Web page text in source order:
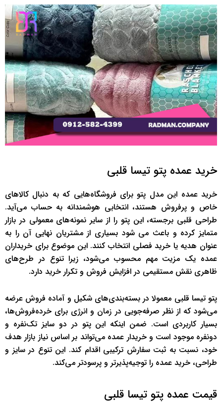
خرید عمده پتو تیسا قلبی
خرید عمده این مدل پتو برای فروشگاه‌هایی که به دنبال کالاهای
خاص و پرفروش هستند، انتخابی هوشمندانه به حساب می‌آید.
طراحی قلبی برجسته، این پتو را از سایر نمونه‌های معمولی در بازار
متمایز کرده و باعث می شود بسیاری از مشتریان نهایی آن را به
عنوان هدیه یا خرید فصلی انتخاب کنند. این موضوع برای خریداران
عمده یک مزیت مهم محسوب می‌شود، زیرا تنوع در طرح‌های
ظاهری نقش مستقیمی در افزایش فروش و تکرار خرید دارد.
پتو تیسا قلبی معمولا در بسته‌بندی‌های شکیل و آماده فروش عرضه
می‌شود که از نظر صرفه‌جویی در زمان و انرژی برای خرده‌فروش‌ها،
بسیار کاربردی است. ضمن اینکه این پتو در دو سایز تک‌نفره و
دو‌نفره موجود است و خریدار عمده می‌تواند بر اساس نیاز بازار هدف
خود، نسبت به ثبت سفارش ترکیبی اقدام کند. این تنوع در سایز و
طراحی، خرید عمده را توجیه‌پذیرتر و پرسودتر می‌کند.
قیمت عمده پتو تیسا قلبی